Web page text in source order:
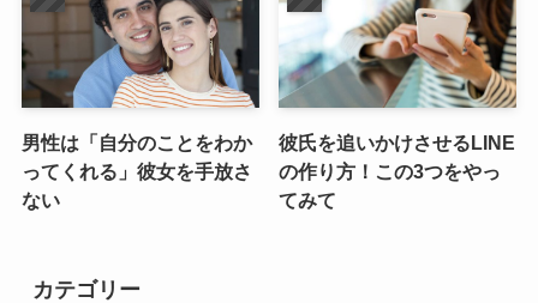
男性は「自分のことをわか
ってくれる」彼女を手放さ
ない
彼氏を追いかけさせるLINE
の作り方！この3つをやっ
てみて
カテゴリー